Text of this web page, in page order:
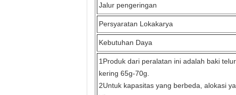
Jalur pengeringan
Persyaratan Lokakarya
Kebutuhan Daya
1Produk dari peralatan ini adalah baki
kering 65g-70g.
2Untuk kapasitas yang berbeda, alokasi